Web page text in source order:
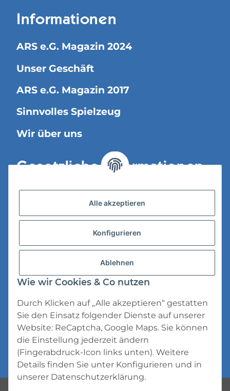
Informationen
ARS e.G. Magazin 2024
Unser Geschäft
ARS e.G. Magazin 2017
Sinnvolles Spielzeug
Wir über uns
Gesetzliche Informationen
Versandinformationen
Datenschutz
Impressum
* Alle Preise inkl. gesetzlicher USt., zzgl.
Versand
Alle akzeptieren
Konfigurieren
Ablehnen
Wie wir Cookies & Co nutzen
Durch Klicken auf „Alle akzeptieren“ gestatten
Sie den Einsatz folgender Dienste auf unserer
Website: ReCaptcha, Google Maps. Sie können
die Einstellung jederzeit ändern
(Fingerabdruck-Icon links unten). Weitere
Details finden Sie unter Konfigurieren und in
unserer Datenschutzerklärung.